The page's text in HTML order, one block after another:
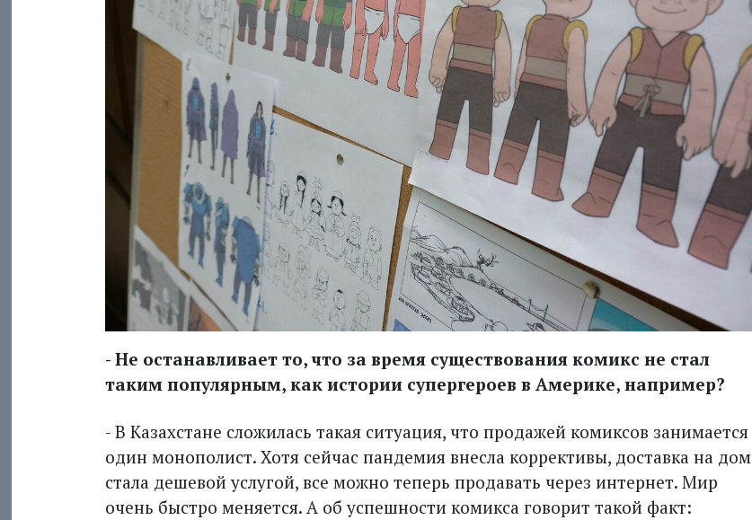
- Не останавливает то, что за время существования комикс не стал
таким популярным, как истории супергероев в Америке, например?
- В Казахстане сложилась такая ситуация, что продажей комиксов занимается
один монополист. Хотя сейчас пандемия внесла коррективы, доставка на дом
стала дешевой услугой, все можно теперь продавать через интернет. Мир
очень быстро меняется. А об успешности комикса говорит такой факт: